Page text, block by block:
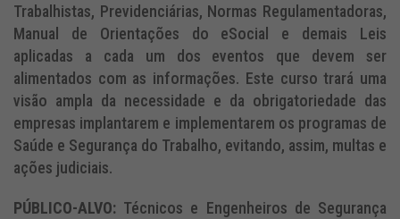
Trabalhistas, Previdenciárias, Normas Regulamentadoras,
Manual de Orientações do eSocial e demais Leis
aplicadas a cada um dos eventos que devem ser
alimentados com as informações. Este curso trará uma
visão ampla da necessidade e da obrigatoriedade das
empresas implantarem e implementarem os programas de
Saúde e Segurança do Trabalho, evitando, assim, multas e
ações judiciais.
PÚBLICO-ALVO: Técnicos e Engenheiros de Segurança